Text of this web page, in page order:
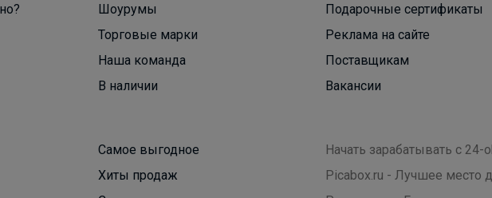
Шоурумы
Торговые марки
Наша команда
В наличии
Подарочные сертификаты
Реклама на сайте
Поставщикам
Вакансии
Самое выгодное
Хиты продаж
Начать зарабатывать с 24-
Picabox.ru - Лучшее место